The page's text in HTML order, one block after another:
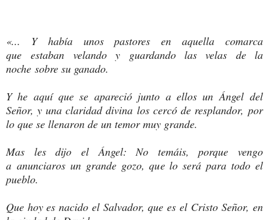
«... Y había unos pastores en aquella comarca
que estaban velando y guardando las velas de la
noche sobre su ganado.
Y he aquí que se apareció junto a ellos un Ángel del
Señor, y una claridad divina los cercó de resplandor, por
lo que se llenaron de un temor muy grande.
Mas les dijo el Ángel: No temáis, porque vengo
a anunciaros un grande gozo, que lo será para todo el
pueblo.
Que hoy es nacido el Salvador, que es el Cristo Señor, en